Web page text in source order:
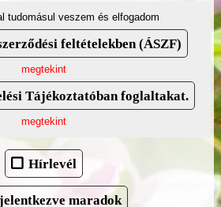
tudomásul veszem és elfogadom
feltételekben (ÁSZF)
megtekint
Tájékoztatóban foglaltakat.
megtekint
Hírlevél
maradok